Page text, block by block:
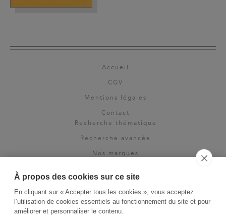
À propos des cookies sur ce site
En cliquant sur « Accepter tous les cookies », vous acceptez
l’utilisation de cookies essentiels au fonctionnement du site et pour
améliorer et personnaliser le contenu.
Accueil
CGV
Mentions légales
Contact
Recherche thématique
Recherche avancée
Nos marques
Espace pro
Newsletter
La Vie des Classiques